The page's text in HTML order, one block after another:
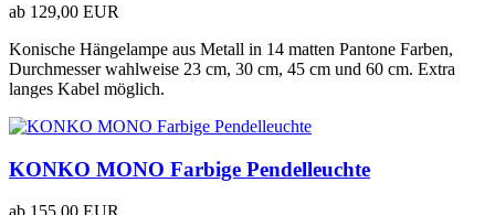
ab 129,00 EUR
Konische Hängelampe aus Metall in 14 matten Pantone Farben,
Durchmesser wahlweise 23 cm, 30 cm, 45 cm und 60 cm. Extra
langes Kabel möglich.
KONKO MONO Farbige Pendelleuchte